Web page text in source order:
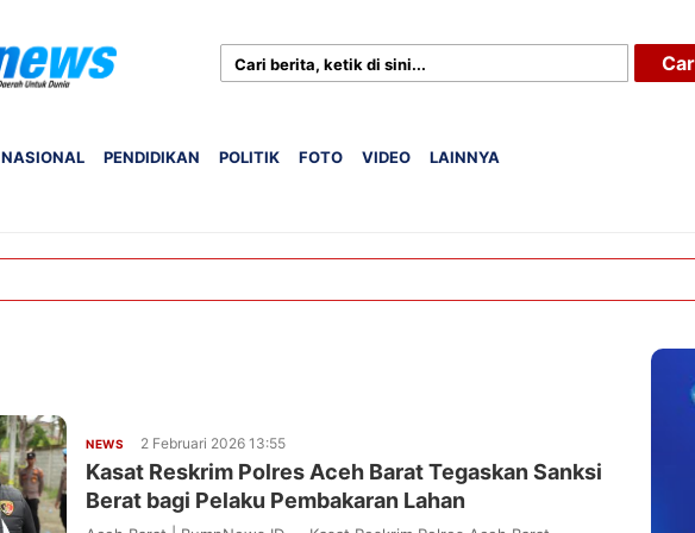
NASIONAL PENDIDIKAN POLITIK FOTO VIDEO LAINNYA
NEWS 2 Februari 2026 13:55
Kasat Reskrim Polres Aceh Barat Tegaskan Sanksi
Berat bagi Pelaku Pembakaran Lahan